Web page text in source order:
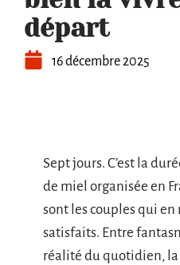
départ
16 décembre 2025
Sept jours. C’est la
de miel organisée en
sont les couples qui
satisfaits. Entre
réalité du quotidien,